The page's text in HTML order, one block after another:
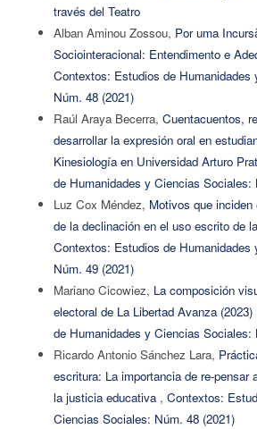
través del Teatro
Alban Aminou Zossou, Por uma
Sociointeracional: Entendimento e
Contextos: Estudios de Humanidades
Núm. 48 (2021)
Raúl Araya Becerra, Cuentacuentos,
desarrollar la expresión oral en
Kinesiología en Universidad Arturo Prat
de Humanidades y Ciencias Sociales:
Luz Cox Méndez, Motivos que
de la declinación en el uso escrito de
Contextos: Estudios de Humanidades
Núm. 49 (2021)
Mariano Cicowiez, La composición
electoral de La Libertad Avanza (2023)
de Humanidades y Ciencias Sociales:
Ricardo Antonio Sánchez Lara,
escritura: La importancia de re-pensar
la justicia educativa , Contextos:
Ciencias Sociales: Núm. 48 (2021)